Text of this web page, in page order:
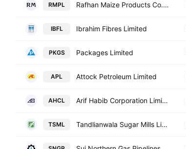
RMPL Rafhan Maize Products Co. Ltd.
IBFL Ibrahim Fibres Limited
PKGS Packages Limited
APL Attock Petroleum Limited
AHCL Arif Habib Corporation Limited
TSML Tandlianwala Sugar Mills Limited